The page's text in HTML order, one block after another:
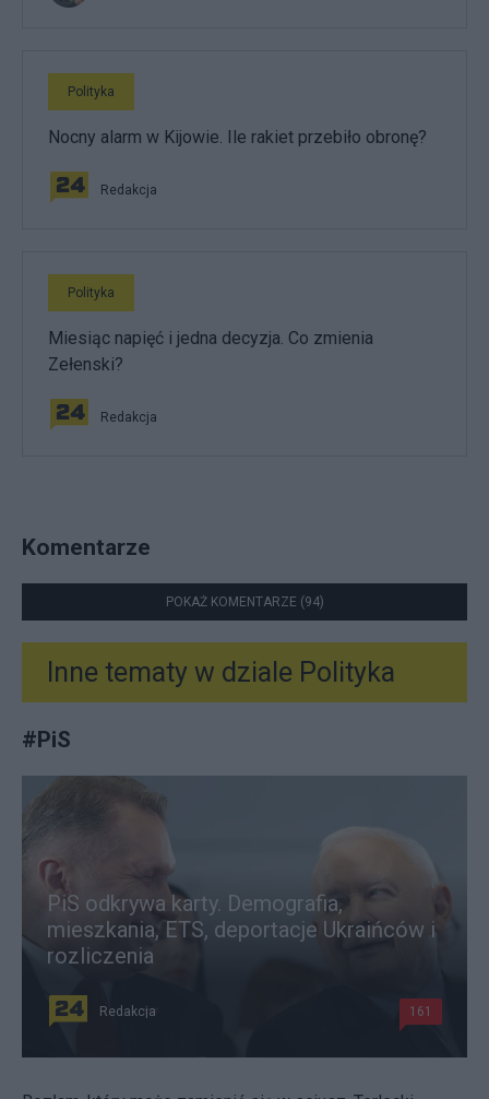
Polityka
Nocny alarm w Kijowie. Ile rakiet przebiło obronę?
Redakcja
Polityka
Miesiąc napięć i jedna decyzja. Co zmienia
Zełenski?
Redakcja
Komentarze
POKAŻ KOMENTARZE (94)
Inne tematy w dziale Polityka
#PiS
PiS odkrywa karty. Demografia,
mieszkania, ETS, deportacje Ukraińców i
rozliczenia
Redakcja 161